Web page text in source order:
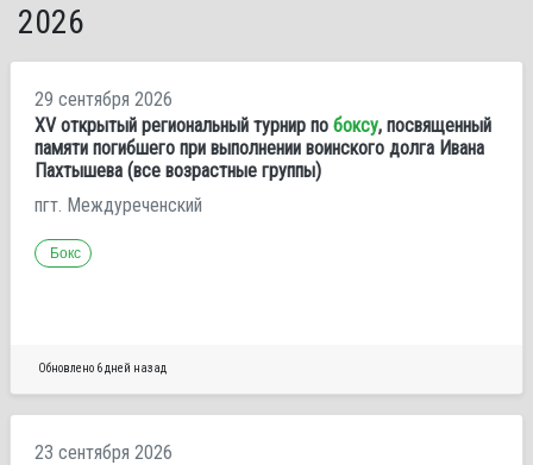
2026
29 сентября 2026
XV открытый региональный турнир по боксу, посвященный
памяти погибшего при выполнении воинского долга Ивана
Пахтышева (все возрастные группы)
пгт. Междуреченский
Бокс
Обновлено 6 дней назад
23 сентября 2026